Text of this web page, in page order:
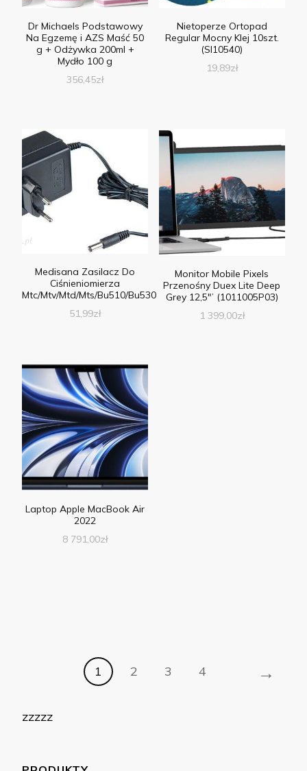
Dr Michaels Podstawowy
Na Egzemę i AZS Maść 50
g + Odżywka 200ml +
Mydło 100 g
356,45zł
Nietoperze Ortopad
Regular Mocny Klej 10szt.
(Sl10540)
19,89zł
Medisana Zasilacz Do
Ciśnieniomierza
Mtc/Mtv/Mtd/Mts/Bu510/Bu530
51,99zł
Monitor Mobile Pixels
Przenośny Duex Lite Deep
Grey 12,5″’ (1011005P03)
1 399,00zł
Laptop Apple MacBook Air
2022
8 791,00zł
1 2 3 4 →
zzzzz